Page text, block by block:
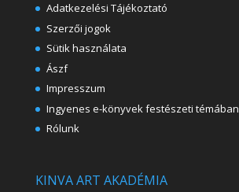
Adatkezelési Tájékoztató
Szerzői jogok
Sütik használata
Ászf
Impresszum
Ingyenes e-könyvek festészeti témában
Rólunk
KINVA ART AKADÉMIA